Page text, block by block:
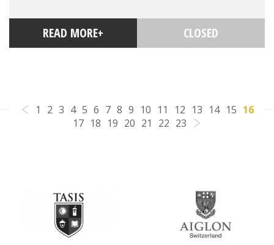
READ MORE+ CLOSED
1 2 3 4 5 6 7 8 9 10 11 12 13 14 15 16
17 18 19 20 21 22 23